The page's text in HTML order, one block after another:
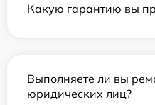
Какую гарантию вы
Выполняете ли вы
юридических лиц?